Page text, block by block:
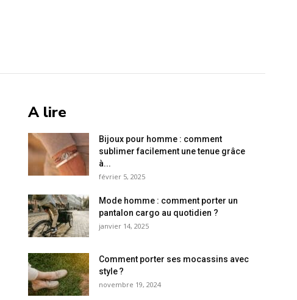
A lire
Bijoux pour homme : comment
sublimer facilement une tenue grâce
à...
février 5, 2025
Mode homme : comment porter un
pantalon cargo au quotidien ?
janvier 14, 2025
Comment porter ses mocassins avec
style ?
novembre 19, 2024